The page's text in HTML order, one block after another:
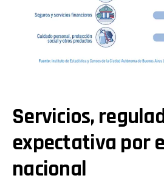
Servicios,
expectativa por
nacional